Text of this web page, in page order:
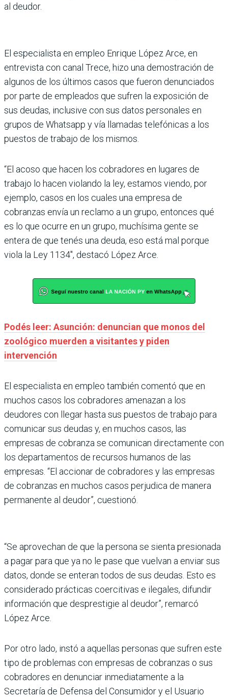
al deudor.
El especialista en empleo Enrique López Arce, en
entrevista con canal Trece, hizo una demostración de
algunos de los últimos casos que fueron denunciados
por parte de empleados que sufren la exposición de
sus deudas, inclusive con sus datos personales en
grupos de Whatsapp y vía llamadas telefónicas a los
puestos de trabajo de los mismos.
“El acoso que hacen los cobradores en lugares de
trabajo lo hacen violando la ley, estamos viendo, por
ejemplo, casos en los cuales una empresa de
cobranzas envía un reclamo a un grupo, entonces qué
es lo que ocurre en un grupo, muchísima gente se
entera de que tenés una deuda, eso está mal porque
viola la Ley 1134″, destacó López Arce.
Podés leer: Asunción: denuncian que monos del
zoológico muerden a visitantes y piden
intervención
El especialista en empleo también comentó que en
muchos casos los cobradores amenazan a los
deudores con llegar hasta sus puestos de trabajo para
comunicar sus deudas y, en muchos casos, las
empresas de cobranza se comunican directamente con
los departamentos de recursos humanos de las
empresas. “El accionar de cobradores y las empresas
de cobranzas en muchos casos perjudica de manera
permanente al deudor”, cuestionó.
“Se aprovechan de que la persona se sienta presionada
a pagar para que ya no le pase que vuelvan a enviar sus
datos, donde se enteran todos de sus deudas. Esto es
considerado prácticas coercitivas e ilegales, difundir
información que desprestigie al deudor”, remarcó
López Arce.
Por otro lado, instó a aquellas personas que sufren este
tipo de problemas con empresas de cobranzas o sus
cobradores en denunciar inmediatamente a la
Secretaría de Defensa del Consumidor y el Usuario